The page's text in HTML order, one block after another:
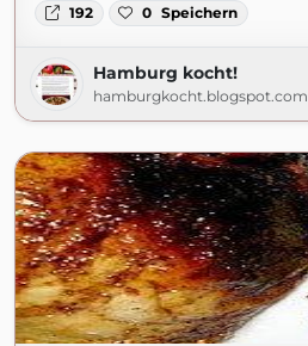
192 0 Speichern
Hamburg kocht!
hamburgkocht.blogspot.com